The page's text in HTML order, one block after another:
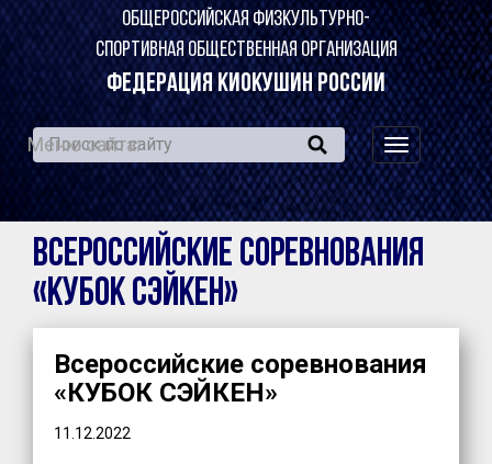
ОБЩЕРОССИЙСКАЯ ФИЗКУЛЬТУРНО-
СПОРТИВНАЯ ОБЩЕСТВЕННАЯ ОРГАНИЗАЦИЯ
ФЕДЕРАЦИЯ КИОКУШИН РОССИИ
навигация
по
сайту
Меню сайта:
Всероссийские соревнования
«КУБОК СЭЙКЕН»
Всероссийские соревнования
«КУБОК СЭЙКЕН»
11.12.2022